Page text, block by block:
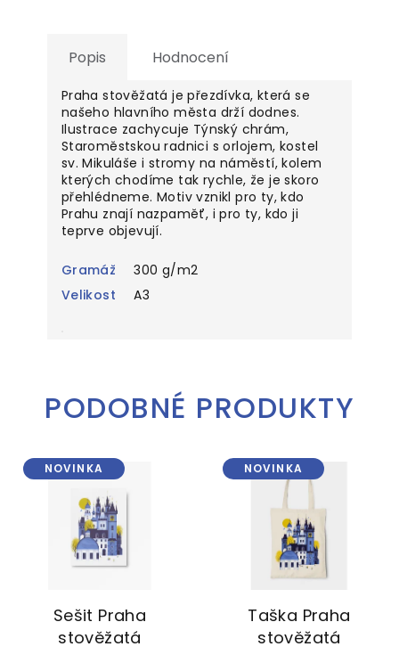
Popis Hodnocení
Praha stověžatá je přezdívka, která se
našeho hlavního města drží dodnes.
Ilustrace zachycuje Týnský chrám,
Staroměstskou radnici s orlojem, kostel
sv. Mikuláše i stromy na náměstí, kolem
kterých chodíme tak rychle, že je skoro
přehlédneme. Motiv vznikl pro ty, kdo
Prahu znají nazpaměť, i pro ty, kdo ji
teprve objevují.
Gramáž
300 g/m2
Velikost
A3
PODOBNÉ PRODUKTY
NOVINKA
Sešit Praha
stověžatá
NOVINKA
Taška Praha
stověžatá